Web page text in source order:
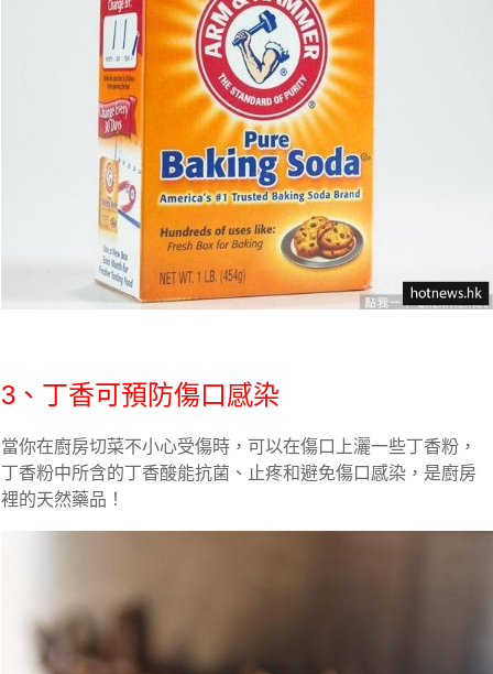
3、丁香可預防傷口感染
當你在廚房切菜不小心受傷時，可以在傷口上灑一些丁香粉，
丁香粉中所含的丁香酸能抗菌、止疼和避免傷口感染，是廚房
裡的天然藥品！